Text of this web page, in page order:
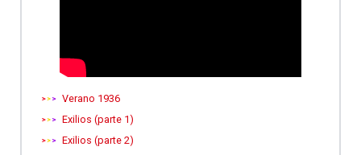
Verano 1936
Exilios (parte 1)
Exilios (parte 2)